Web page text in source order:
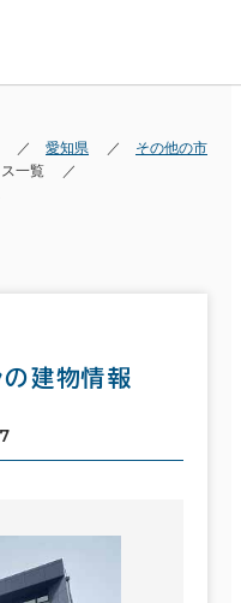
愛知県
その他の市
一覧
の建物情報